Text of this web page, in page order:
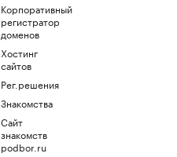
Корпоративный
регистратор
доменов
Хостинг
сайтов
Рег.решения
Знакомства
Сайт
знакомств
podbor.ru